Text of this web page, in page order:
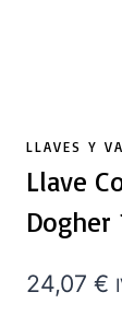
LLAVES Y
Llave
Dogher
24,07 €